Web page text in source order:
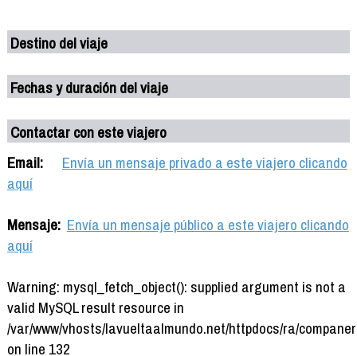
Destino del viaje
Fechas y duración del viaje
Contactar con este viajero
Email:
Envía un mensaje privado a este viajero clicando
aquí
Mensaje: Envía un mensaje público a este viajero clicando
aquí
Warning: mysql_fetch_object(): supplied argument is not a
valid MySQL result resource in
/var/www/vhosts/lavueltaalmundo.net/httpdocs/ra/
on line 132